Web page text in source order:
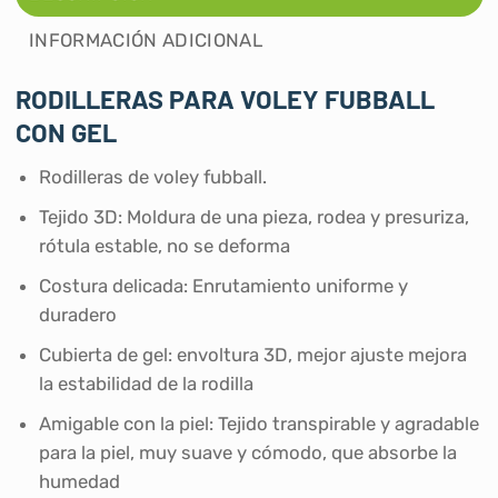
INFORMACIÓN ADICIONAL
RODILLERAS PARA VOLEY FUBBALL
CON GEL
Rodilleras de voley fubball.
Tejido 3D: Moldura de una pieza, rodea y presuriza,
rótula estable, no se deforma
Costura delicada: Enrutamiento uniforme y
duradero
Cubierta de gel: envoltura 3D, mejor ajuste mejora
la estabilidad de la rodilla
Amigable con la piel: Tejido transpirable y agradable
para la piel, muy suave y cómodo, que absorbe la
humedad